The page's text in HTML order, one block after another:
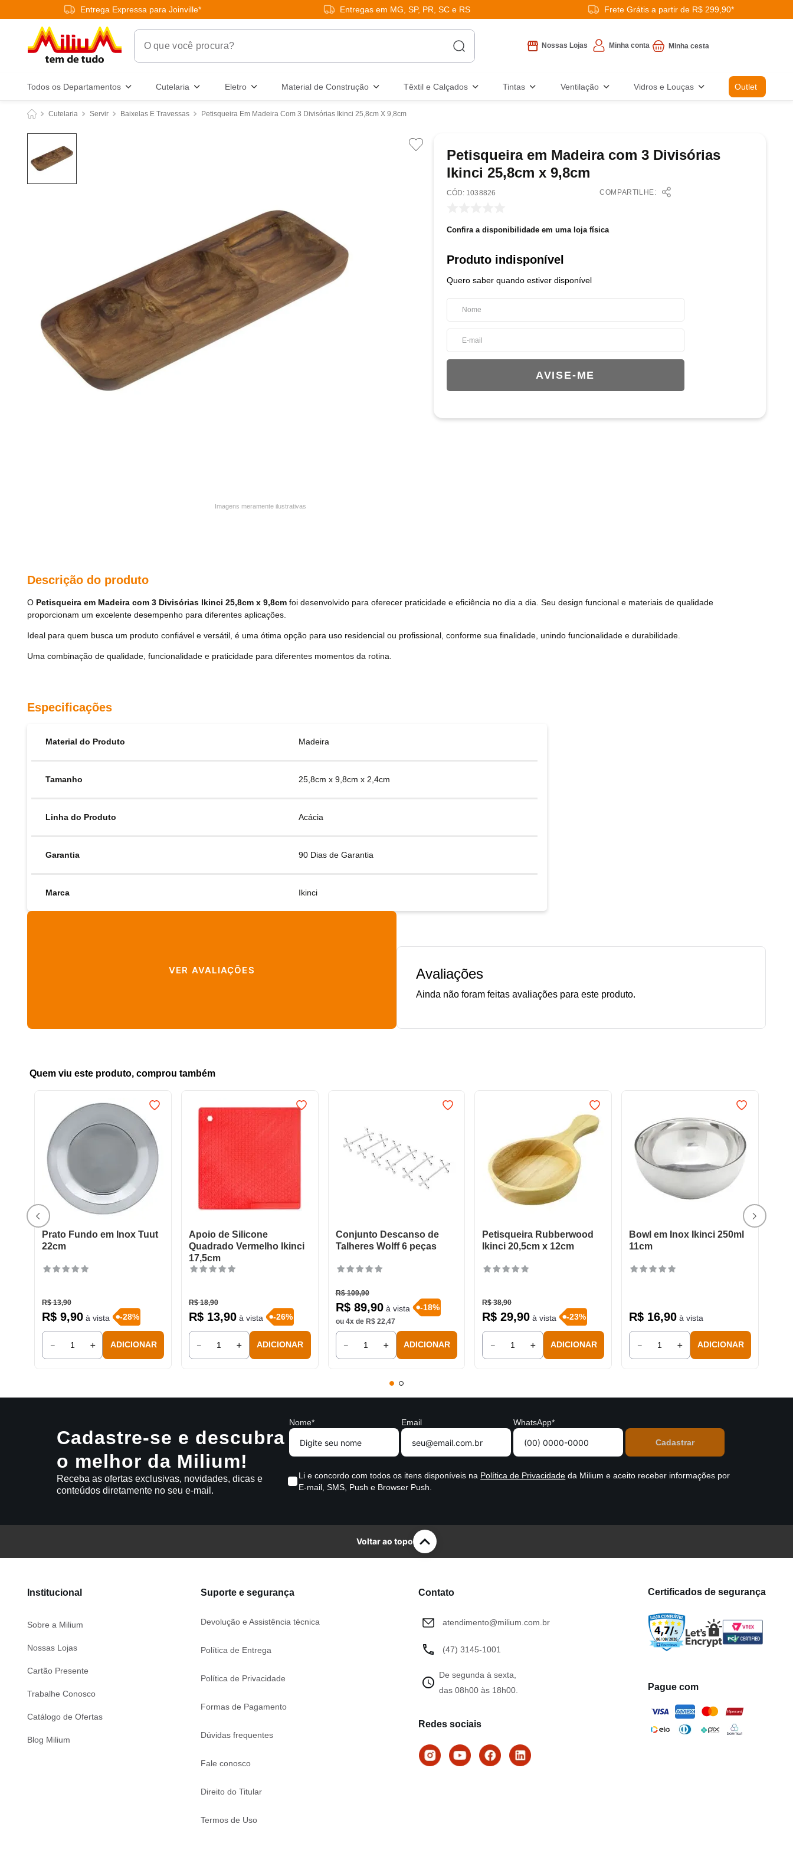
Entrega Expressa para Joinville* Entregas em MG, SP, PR, SC e RS Frete Grátis a partir de R$ 299,90*
O que você procura?
Nossas Lojas Minha conta
Todos os Departamentos Cutelaria Eletro Material de Construção Têxtil e Calçados Tintas Ventilação Vidros e Louças Outlet
Cutelaria Servir Baixelas E Travessas Petisqueira Em Madeira Com 3 Divisórias Ikinci 25,8cm X 9,8cm
Imagens meramente ilustrativas
Petisqueira em Madeira com 3 Divisórias
Ikinci 25,8cm x 9,8cm
: 1038826 COMPARTILHE:
Confira a disponibilidade em uma loja física
Quero saber quando estiver disponível
Descrição do produto
O Petisqueira em Madeira com 3 Divisórias Ikinci 25,8cm x 9,8cm foi desenvolvido para oferecer praticidade e eficiência no dia a dia. Seu design funcional e materiais de qualidade
proporcionam um excelente desempenho para diferentes aplicações.
Ideal para quem busca um produto confiável e versátil, é uma ótima opção para uso residencial ou profissional, conforme sua finalidade, unindo funcionalidade e durabilidade.
Uma combinação de qualidade, funcionalidade e praticidade para diferentes momentos da rotina.
Especificações
Material do Produto Madeira
Tamanho 25,8cm x 9,8cm x 2,4cm
Linha do Produto Acácia
Garantia 90 Dias de Garantia
Marca Ikinci
VER AVALIAÇÕES Avaliações
Quem viu este produto, comprou também
Prato Fundo em Inox Tuut
22cm
R$ 13,90
R$ 9,90à vista -28%
＋
－ ADICIONAR
Apoio de Silicone
Quadrado Vermelho Ikinci
17,5cm
R$ 18,90
R$ 13,90à vista -26%
＋
－ ADICIONAR
Conjunto Descanso de
Talheres Wolff 6 peças
R$ 109,90
R$ 89,90à vista -18%
ou 4x de R$ 22,47
＋
－ ADICIONAR
Petisqueira Rubberwood
Ikinci 20,5cm x 12cm
R$ 38,90
R$ 29,90 à vista -23%
＋
－ ADICIONAR
Bowl em Inox Ikinci 250ml
11cm
R$ 16,90 à vista
＋
－ ADICIONAR
Cadastre-se e descubra
o melhor da Milium!
Receba as ofertas exclusivas, novidades, dicas e
conteúdos diretamente no seu e-mail.
Nome* Email WhatsApp*
Li e concordo com todos os itens disponíveis na Política de Privacidade da Milium e aceito receber informações por
E-mail, SMS, Push e Browser Push.
Voltar ao topo
Institucional
Sobre a Milium
Nossas Lojas
Cartão Presente
Trabalhe Conosco
Catálogo de Ofertas
Blog Milium
Suporte e segurança
Devolução e Assistência técnica
Política de Entrega
Política de Privacidade
Formas de Pagamento
Dúvidas frequentes
Fale conosco
Direito do Titular
Termos de Uso
Contato
atendimento@milium.com.br
(47) 3145-1001
De segunda à sexta,
das 08h00 às 18h00.
Redes sociais
Certificados de segurança
Pague com
panelas
9 varal
10 º caneca